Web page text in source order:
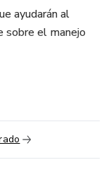
ayudarán al
sobre el manejo
las partes de la
para
del